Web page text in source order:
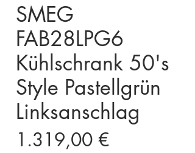
SMEG
FAB28LPG6
Kühlschrank 50's
Style Pastellgrün
Linksanschlag
1.319,00 €Preis